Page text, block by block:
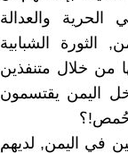
والعدالة
الثورة الشبابية
من خلال متنفذين
اليمن يقتسمون
حُمص!؟
في اليمن, لديهم